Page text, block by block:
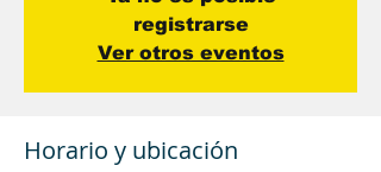
registrarse
Ver otros eventos
Horario y ubicación